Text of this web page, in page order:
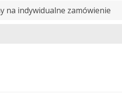
na indywidualne zamówienie